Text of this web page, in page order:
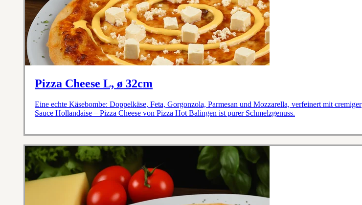
Pizza Cheese L, ø 32cm
Eine echte Käsebombe: Doppelkäse, Feta, Gorgonzola, Parmesan und Mozzarella, verfeinert mit cremiger
Sauce Hollandaise – Pizza Cheese von Pizza Hot Balingen ist purer Schmelzgenuss.